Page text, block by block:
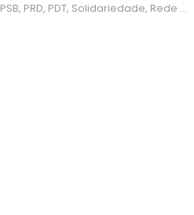
PSB, PRD, PDT, Solidariedade, Rede e PSOL se unem em convenção neste sábado (20/7), em Itabira